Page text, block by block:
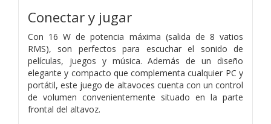
Conectar y jugar
Con 16 W de potencia máxima (salida de 8 vatios
RMS), son perfectos para escuchar el sonido de
películas, juegos y música. Además de un diseño
elegante y compacto que complementa cualquier PC y
portátil, este juego de altavoces cuenta con un control
de volumen convenientemente situado en la parte
frontal del altavoz.